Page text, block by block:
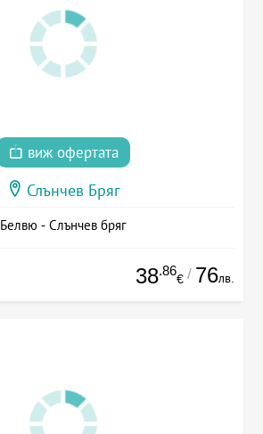
виж офертата
Слънчев Бряг
Белвю - Слънчев бряг
38.86
€ / 76лв.